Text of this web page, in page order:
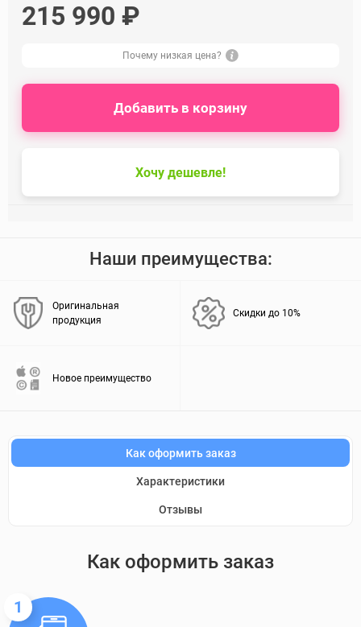
215 990 ₽
Почему низкая цена?
Хочу дешевле!
Добавить в корзину
Наши преимущества:
Оригинальная
продукция
Скидки до 10%
Новое преимущество
Как оформить заказ
Характеристики
Отзывы
Как оформить заказ
1